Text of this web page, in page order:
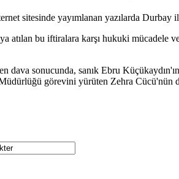
sitesinde yayımlanan yazılarda Durbay
atılan bu iftiralara karşı hukuki mücadele
dava sonucunda, sanık Ebru
görevini yürüten Zehra Cücü'nün